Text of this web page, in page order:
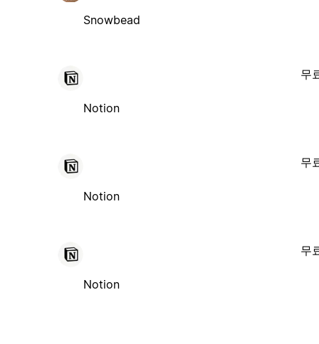
Snowbead
Notion
무
Notion
무
Notion
무